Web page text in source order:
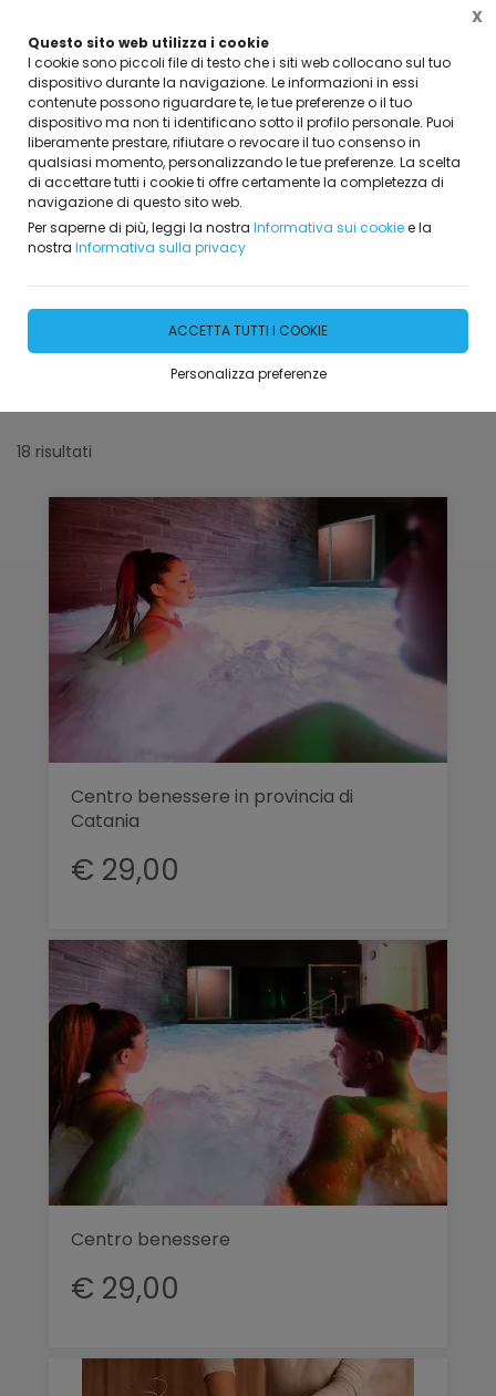
Questo sito web utilizza i cookie
I cookie sono piccoli file di testo che i siti web collocano sul tuo
dispositivo durante la navigazione. Le informazioni in essi
contenute possono riguardare te, le tue preferenze o il tuo
dispositivo ma non ti identificano sotto il profilo personale. Puoi
liberamente prestare, rifiutare o revocare il tuo consenso in
qualsiasi momento, personalizzando le tue preferenze. La scelta
di accettare tutti i cookie ti offre certamente la completezza di
navigazione di questo sito web.
Per saperne di più, leggi la nostra Informativa sui cookiee la
nostra Informativa sulla privacy
ACCETTA TUTTI I COOKIE
Personalizza preferenze
X
Home Servizi Centro benessere - SPA
FILTRA
Centro benessere - SPA
Filtri attivi:
Centro benessere - SPA
18 risultati
Centro benessere in provincia di
Catania
€ 29,00
Centro benessere
€ 29,00